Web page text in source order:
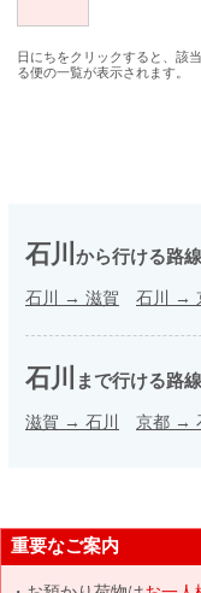
日にちをクリックすると、該
る便の一覧が表示されます。
石川 から行ける路
石川 → 滋賀 石川 →
石川 まで行ける路
滋賀 → 石川 京都 →
重要なご案内